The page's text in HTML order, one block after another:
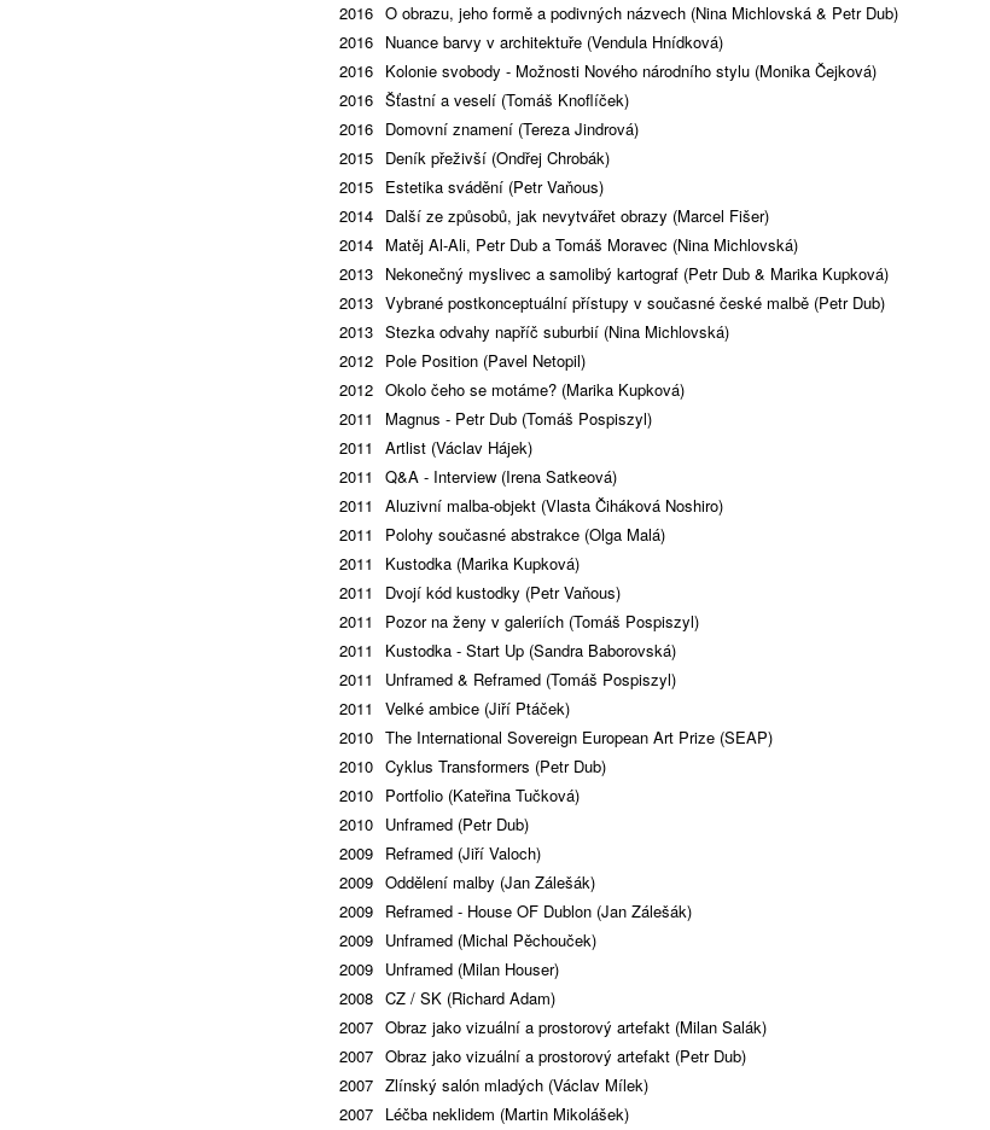
2016 O obrazu, jeho formě a podivných názvech (Nina Michlovská & Petr Dub)
2016 Nuance barvy v architektuře (Vendula Hnídková)
2016 Kolonie svobody - Možnosti Nového národního stylu (Monika Čejková)
2016 Šťastní a veselí (Tomáš Knoflíček)
2016 Domovní znamení (Tereza Jindrová)
2015 Deník přeživší (Ondřej Chrobák)
2015 Estetika svádění (Petr Vaňous)
2014 Další ze způsobů, jak nevytvářet obrazy (Marcel Fišer)
2014 Matěj Al-Ali, Petr Dub a Tomáš Moravec (Nina Michlovská)
2013 Nekonečný myslivec a samolibý kartograf (Petr Dub & Marika Kupková)
2013 Vybrané postkonceptuální přístupy v současné české malbě (Petr Dub)
2013 Stezka odvahy napříč suburbií (Nina Michlovská)
2012 Pole Position (Pavel Netopil)
2012 Okolo čeho se motáme? (Marika Kupková)
2011
Magnus - Petr Dub (Tomáš Pospiszyl)
2011
Artlist (Václav Hájek)
2011
Q&A - Interview (Irena Satkeová)
2011
Aluzivní malba-objekt (Vlasta Čiháková Noshiro)
2011
Polohy současné abstrakce (Olga Malá)
2011
Kustodka (Marika Kupková)
2011
Dvojí kód kustodky (Petr Vaňous)
2011
Pozor na ženy v galeriích (Tomáš Pospiszyl)
2011
Kustodka - Start Up (Sandra Baborovská)
2011
Unframed & Reframed (Tomáš Pospiszyl)
2011
Velké ambice (Jiří Ptáček)
2010 The International Sovereign European Art Prize (SEAP)
2010 Cyklus Transformers (Petr Dub)
2010 Portfolio (Kateřina Tučková)
2010 Unframed (Petr Dub)
2009 Reframed (Jiří Valoch)
2009 Oddělení malby (Jan Zálešák)
2009 Reframed - House OF Dublon (Jan Zálešák)
2009 Unframed (Michal Pěchouček)
2009 Unframed (Milan Houser)
2008 CZ / SK (Richard Adam)
2007 Obraz jako vizuální a prostorový artefakt (Milan Salák)
2007 Obraz jako vizuální a prostorový artefakt (Petr Dub)
2007 Zlínský salón mladých (Václav Mílek)
2007 Léčba neklidem (Martin Mikolášek)